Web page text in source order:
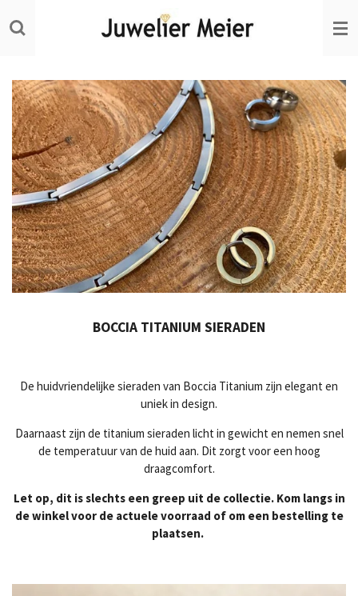
direct
hoofdinhoud
BOCCIA TITANIUM SIERADEN
De huidvriendelijke sieraden van Boccia Titanium zijn elegant en
uniek in design.
Daarnaast zijn de titanium sieraden licht in gewicht en nemen snel
de temperatuur van de huid aan. Dit zorgt voor een hoog
draagcomfort.
Let op, dit is slechts een greep uit de collectie. Kom langs in
de winkel voor de actuele voorraad of om een bestelling te
plaatsen.